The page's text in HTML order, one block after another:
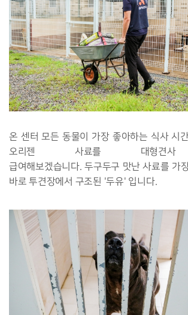
온 센터 모든 동물이 가장 좋아하는 식사 시
오리젠 사료를 대형견사
급여해보겠습니다.두구두구 맛난 사료를 가
바로 투견장에서 구조된 '두유' 입니다.